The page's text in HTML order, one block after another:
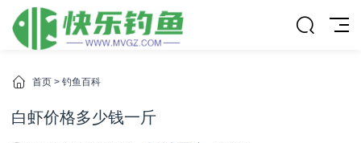
首页 > 钓鱼百科
白虾价格多少钱一斤